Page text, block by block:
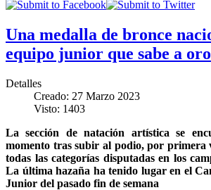
Una medalla de bronce
equipo junior que sabe a oro
Detalles
Creado: 27 Marzo 2023
Visto: 1403
La sección de natación artística se
momento tras subir al podio, por primera
todas las categorías disputadas en los
La última hazaña ha tenido lugar en el
Junior del pasado fin de semana